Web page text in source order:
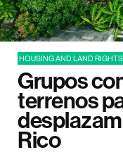
HOUSING AND LAND RIGHTS
Grupos
terrenos
Rico